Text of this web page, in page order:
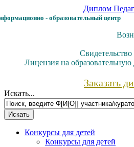
Диплом
- образовательный центр
Лицензия на
Заказать
Искать...
Конкурсы для детей
Конкурсы для детей